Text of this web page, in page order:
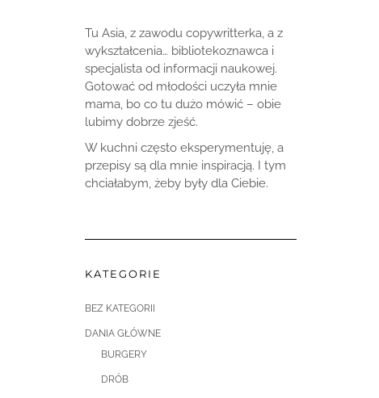
Tu Asia, z zawodu copywritterka, a z
wykształcenia… bibliotekoznawca i
specjalista od informacji naukowej.
Gotować od młodości uczyła mnie
mama, bo co tu dużo mówić – obie
lubimy dobrze zjeść.
W kuchni często eksperymentuję, a
przepisy są dla mnie inspiracją. I tym
chciałabym, żeby były dla Ciebie.
KATEGORIE
BEZ KATEGORII
DANIA GŁÓWNE
BURGERY
DRÓB